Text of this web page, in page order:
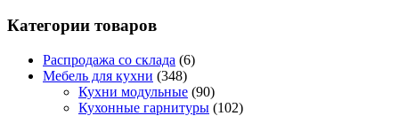
Категории товаров
Распродажа со склада (6)
Мебель для кухни (348)
Кухни модульные (90)
Кухонные гарнитуры (102)